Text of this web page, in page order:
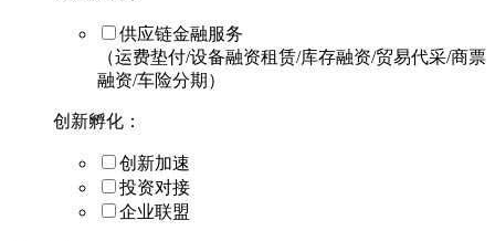
供应链金融服务
（运费垫付/设备融资租赁/库存融资/贸易代采/商票
融资/车险分期）
创新孵化：
创新加速
投资对接
企业联盟